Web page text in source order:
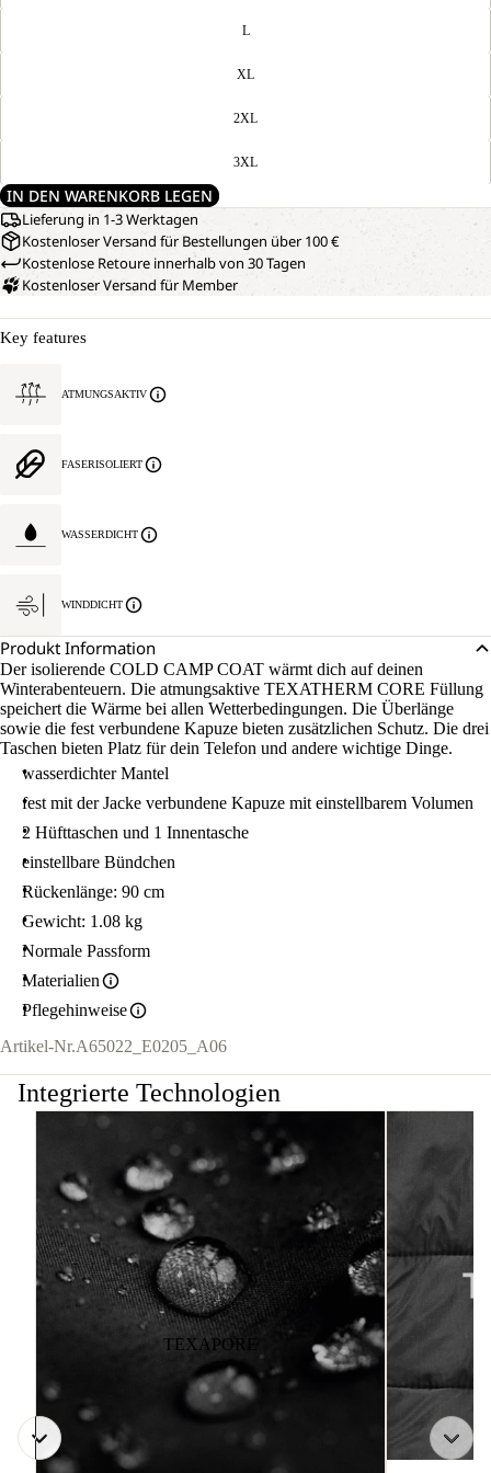
L
XL
2XL
3XL
IN DEN WARENKORB LEGEN
Lieferung in 1-3 Werktagen
Kostenloser Versand für Bestellungen über 100 €
Kostenlose Retoure innerhalb von 30 Tagen
Kostenloser Versand für Member
Key features
ATMUNGSAKTIV
FASERISOLIERT
WASSERDICHT
WINDDICHT
Produkt Information
Der isolierende COLD CAMP COAT wärmt dich auf deinen
Winterabenteuern. Die atmungsaktive TEXATHERM CORE Füllung
speichert die Wärme bei allen Wetterbedingungen. Die Überlänge
sowie die fest verbundene Kapuze bieten zusätzlichen Schutz. Die drei
Taschen bieten Platz für dein Telefon und andere wichtige Dinge.
wasserdichter Mantel
fest mit der Jacke verbundene Kapuze mit einstellbarem Volumen
2 Hüfttaschen und 1 Innentasche
einstellbare Bündchen
Rückenlänge: 90 cm
Gewicht: 1.08 kg
Normale Passform
Materialien
Pflegehinweise
Artikel-Nr.A65022_E0205_A06
Integrierte Technologien
TEXAPORE